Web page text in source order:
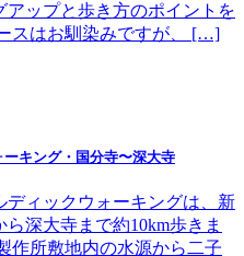
ップと歩き方のポイントを
スはお馴染みですが、 […]
ーキング・国分寺〜深大寺
ディックウォーキングは、新
深大寺まで約10km歩きま
作所敷地内の水源から二子